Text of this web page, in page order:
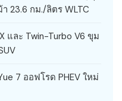
23.6 กม./ลิตร WLTC
และ Twin-Turbo V6 ขุม
7 ออฟโรด PHEV ใหม่